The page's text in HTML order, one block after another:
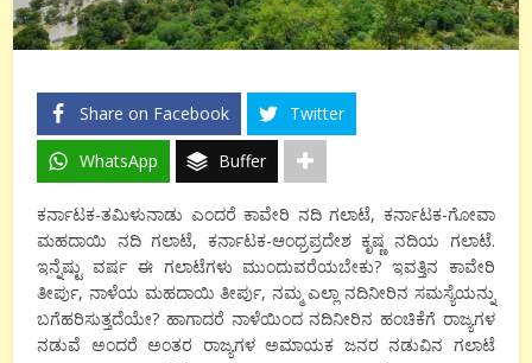
Share on Facebook Twitter
WhatsApp Buffer
ಕರ್ನಾಟಕ-ತಮಿಳುನಾಡು ಎಂದರೆ ಕಾವೇರಿ ನದಿ ಗಲಾಟೆ, ಕರ್ನಾಟಕ-ಗೋವಾ
ಮಹದಾಯಿ ನದಿ ಗಲಾಟೆ, ಕರ್ನಾಟಕ-ಆಂಧ್ರಪ್ರದೇಶ ಕೃಷ್ಣ ನದಿಯ ಗಲಾಟೆ.
ಇನ್ನೆಷ್ಟು ವರ್ಷ ಈ ಗಲಾಟೆಗಳು ಮುಂದುವರೆಯಬೇಕು? ಇವತ್ತಿನ ಕಾವೇರಿ
ತೀರ್ಪು, ನಾಳೆಯ ಮಹದಾಯಿ ತೀರ್ಪು, ನಮ್ಮ ಎಲ್ಲಾ ನದಿನೀರಿನ ಸಮಸ್ಯೆಯನ್ನು
ಬಗೆಹರಿಸುತ್ತದೆಯೇ? ಹಾಗಾದರೆ ನಾಳೆಯಿಂದ ನದಿನೀರಿನ ಹಂಚಿಕೆಗೆ ರಾಜ್ಯಗಳ
ನಡುವೆ ಅಂದರೆ ಅಂತರ ರಾಜ್ಯಗಳ ಅಮಾಯಕ ಜನರ ನಡುವಿನ ಗಲಾಟೆ